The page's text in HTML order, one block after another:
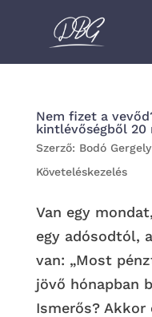
Nem fizet a
kintlévőségből 20
Szerző: Bodó Gergely
Követeléskezelés
Van egy
egy adósodtól,
van: „Most
jövő hónapban
Ismerős?